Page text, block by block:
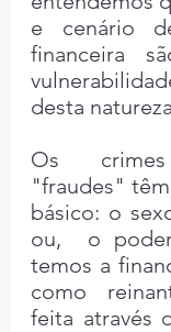
e cenário
financeira
desta
Os crimes
"fraudes"
básico: o
ou,  o
temos a
como
feita através